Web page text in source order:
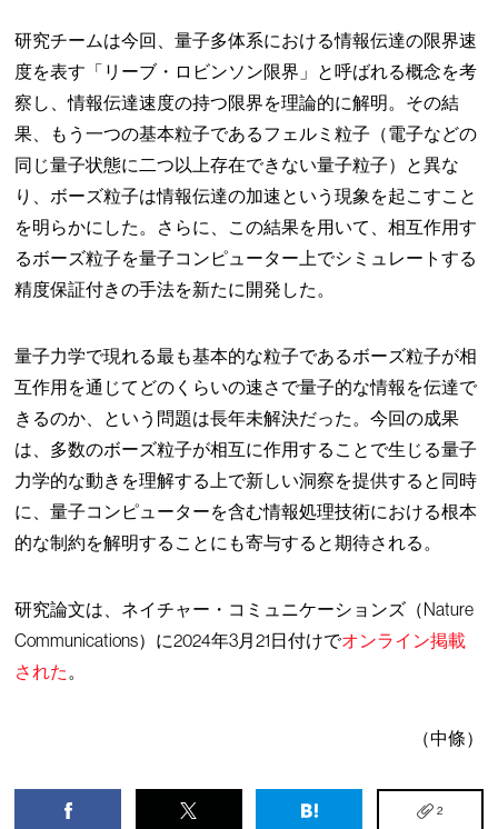
研究チームは今回、量子多体系における情報伝達の限界速
度を表す「リーブ・ロビンソン限界」と呼ばれる概念を考
察し、情報伝達速度の持つ限界を理論的に解明。その結
果、もう一つの基本粒子であるフェルミ粒子（電子などの
同じ量子状態に二つ以上存在できない量子粒子）と異な
り、ボーズ粒子は情報伝達の加速という現象を起こすこと
を明らかにした。さらに、この結果を用いて、相互作用す
るボーズ粒子を量子コンピューター上でシミュレートする
精度保証付きの手法を新たに開発した。
量子力学で現れる最も基本的な粒子であるボーズ粒子が相
互作用を通じてどのくらいの速さで量子的な情報を伝達で
きるのか、という問題は長年未解決だった。今回の成果
は、多数のボーズ粒子が相互に作用することで生じる量子
力学的な動きを理解する上で新しい洞察を提供すると同時
に、量子コンピューターを含む情報処理技術における根本
的な制約を解明することにも寄与すると期待される。
研究論文は、ネイチャー・コミュニケーションズ（Nature
Communications）に2024年3月21日付けでオンライン掲載
された 。
（中條）
2